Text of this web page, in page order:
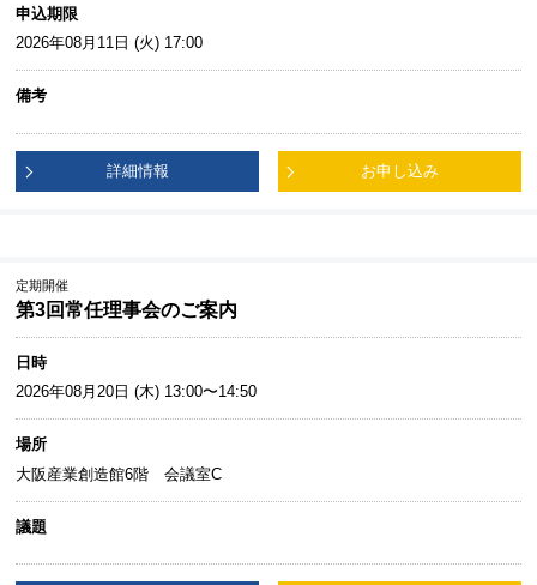
申込期限
2026年08月11日 (火) 17:00
備考
詳細情報 お申し込み
定期開催
第3回常任理事会のご案内
日時
2026年08月20日 (木) 13:00〜14:50
場所
大阪産業創造館6階 会議室C
議題